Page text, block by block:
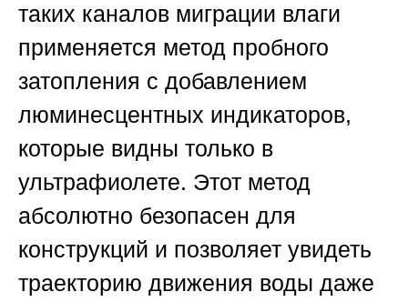
таких каналов миграции влаги
применяется метод пробного
затопления с добавлением
люминесцентных индикаторов,
которые видны только в
ультрафиолете. Этот метод
абсолютно безопасен для
конструкций и позволяет увидеть
траекторию движения воды даже